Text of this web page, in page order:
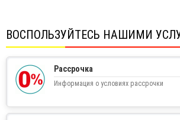
ВОСПОЛЬЗУЙТЕСЬ НАШИМИ
Рассрочка
Информация о условиях рассрочки